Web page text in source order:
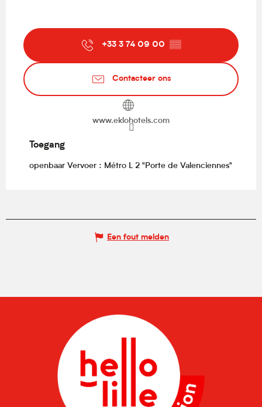
+33 3 74 09 00 ▒▒
Contacteer ons
www.eklohotels.com
Toegang
Toegang
openbaar Vervoer : Métro L 2 "Porte de Valenciennes"
Een fout melden